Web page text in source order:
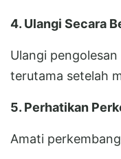
4. Ulangi Secara
Ulangi
terutama setelah
5. Perhatikan
Amati